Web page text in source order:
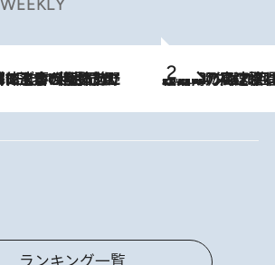
WEEKLY
2026.8.7
「湘南乃風に憧れて」観客大盛上がりの“タオル回し”に、ラッパー顔負けの高速歌唱まで…さだまさし（74）のアグレッシブすぎる現在地